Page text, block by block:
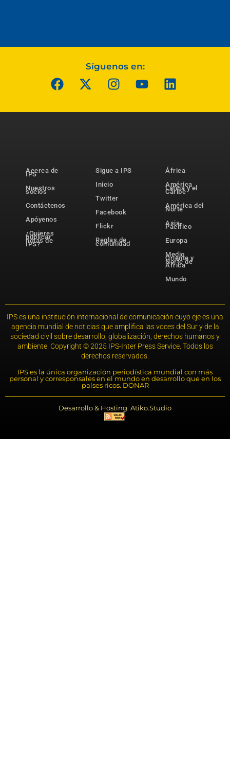
Síguenos en:
Acerca de
IPS
Nuestros
socios
Contáctenos
Apóyenos
¿Quieres
publicar
notas de
IPS?
Sigue a IPS
Inicio
Twitter
Facebook
Flickr
Reglas de
comunidad
África
América
Latina y el
Caribe
América del
Norte
Asia-
Pacífico
Europa
Medio
Oriente y
Norte de
África
Mundo
IPS es una institución internacional de comunicación cuyo eje es una
agencia mundial de noticias que amplifica las voces del Sur y de la
sociedad civil sobre desarrollo, globalización, derechos humanos y
ambiente. Copyright © 2025 IPS-Inter Press Service. Todos los
derechos reservados.
IPS es la única organización periodística mundial con más
personal y corresponsales en el mundo en desarrollo que en los
países ricos. DONAR
Desarrollo & Hosting: Atiko.Studio